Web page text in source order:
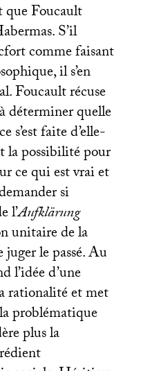
que Foucault
S’il
comme faisant
il s’en
Foucault récuse
déterminer quelle
s’est faite d’elle-
la possibilité pour
ce qui est vrai et
si
l’Aufklärung
unitaire de la
le passé. Au
l’idée d’une
rationalité et met
problématique
plus la